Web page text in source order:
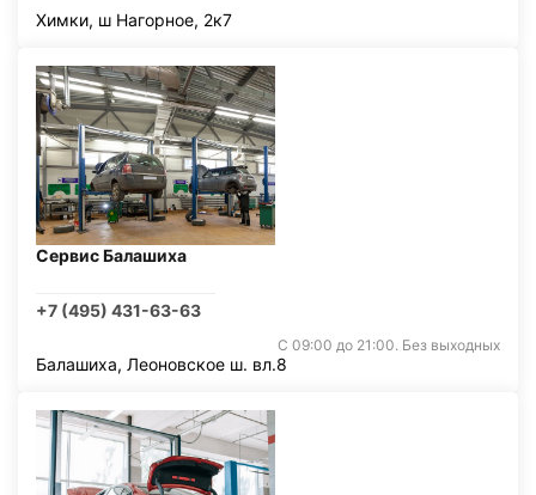
Химки, ш Нагорное, 2к7
Сервис Балашиха
+7 (495) 431-63-63
С 09:00 до 21:00. Без выходных
Балашиха, Леоновское ш. вл.8